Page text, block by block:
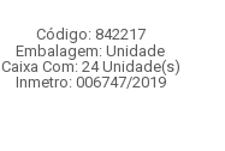
Código: 842217
Embalagem: Unidade
Caixa Com: 24 Unidade(s)
Inmetro: 006747/2019